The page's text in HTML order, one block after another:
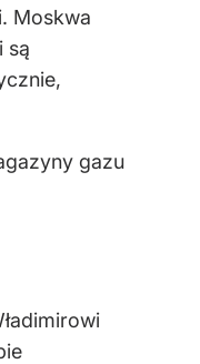
Moskwa
są
gazu